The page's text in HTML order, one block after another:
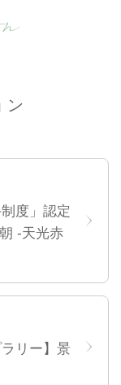
度」認定
‐天光赤
リー】景